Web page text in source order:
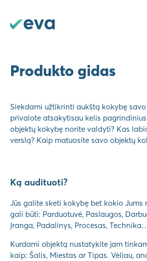
Produkto gidas
Siekdami užtikrinti aukštą kokybę
privalote atsakytisau kelis
objektų kokybę norite valdyti? Kas
verslą? Kaip matuosite savo objektų
Ką audituoti?
Jūs galite sketi kokybę bet kokio Jums
gali būti: Parduotuvė, Paslaugos,
Įranga, Padalinys, Procesas,
Kurdami objektą nustatykite jam
kaip: Šalis, Miestas ar Tipas. Vėliau,